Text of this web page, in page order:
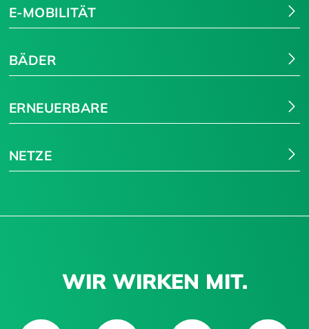
E-MOBILITÄT
BÄDER
ERNEUERBARE
NETZE
WIR WIRKEN MIT.